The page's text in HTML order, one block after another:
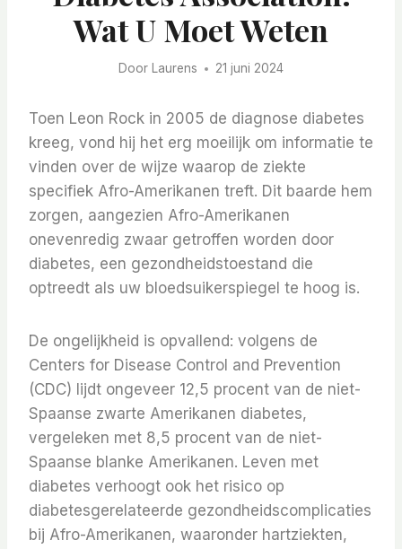
Wat U Moet Weten
Door Laurens 21 juni 2024
Toen Leon Rock in 2005 de diagnose diabetes
kreeg, vond hij het erg moeilijk om informatie te
vinden over de wijze waarop de ziekte
specifiek Afro-Amerikanen treft. Dit baarde hem
zorgen, aangezien Afro-Amerikanen
onevenredig zwaar getroffen worden door
diabetes, een gezondheidstoestand die
optreedt als uw bloedsuikerspiegel te hoog is.
De ongelijkheid is opvallend: volgens de
Centers for Disease Control and Prevention
(CDC) lijdt ongeveer 12,5 procent van de niet-
Spaanse zwarte Amerikanen diabetes,
vergeleken met 8,5 procent van de niet-
Spaanse blanke Amerikanen. Leven met
diabetes verhoogt ook het risico op
diabetesgerelateerde gezondheidscomplicaties
bij Afro-Amerikanen, waaronder hartziekten,